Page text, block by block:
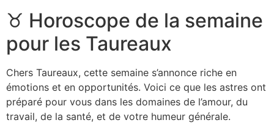
♉ Horoscope de la semaine
pour les Taureaux
Chers Taureaux, cette semaine s’annonce riche en
émotions et en opportunités. Voici ce que les astres ont
préparé pour vous dans les domaines de l’amour, du
travail, de la santé, et de votre humeur générale.